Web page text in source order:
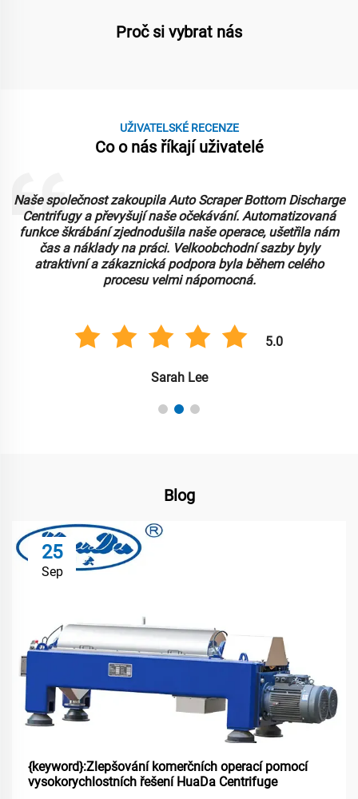
Proč si vybrat nás
UŽIVATELSKÉ RECENZE
Co o nás říkají uživatelé
Naše společnost zakoupila Auto Scraper Bottom Discharge
Centrifugy a převyšují naše očekávání. Automatizovaná
funkce škrábání zjednodušila naše operace, ušetřila nám
čas a náklady na práci. Velkoobchodní sazby byly
atraktivní a zákaznická podpora byla během celého
procesu velmi nápomocná.
5.0
Sarah Lee
Blog
25
Sep
{keyword}:Zlepšování komerčních operací pomocí
vysokorychlostních řešení HuaDa Centrifuge